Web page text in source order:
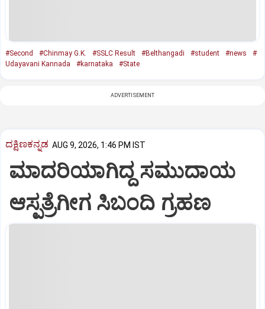
#Second #Chinmay G.K. #SSLC Result #Belthangadi #student #news
#
Udayavani Kannada
#karnataka #State
ADVERTISEMENT
ದಕ್ಷಿಣಕನ್ನಡ AUG 9, 2026, 1:46 PM IST
ಮಾದರಿಯಾಗಿದ್ದ ಸಮುದಾಯ
ಆಸ್ಪತ್ರೆಗೀಗ ಸಿಬಂದಿ ಗ್ರಹಣ